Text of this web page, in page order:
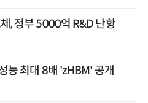
, 정부 5000억 R&D 난항
능 최대 8배 'zHBM' 공개